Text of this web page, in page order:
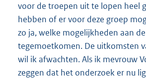
voor de troepen uit te lopen heel
hebben of er voor deze groep
zo ja, welke mogelijkheden aan
tegemoetkomen. De uitkomsten
wil ik afwachten. Als ik mevrouw
zeggen dat het onderzoek er nu